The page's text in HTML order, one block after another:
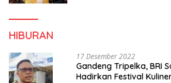
HIBURAN
17 Desember 2022
Gandeng Tripelka, BRI
Hadirkan Festival